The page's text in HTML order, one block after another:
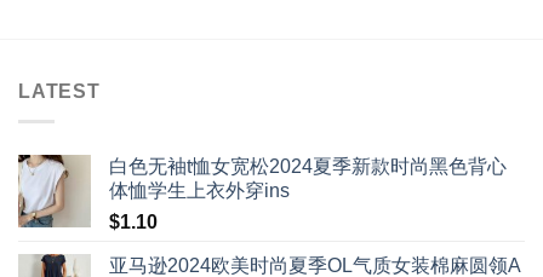
LATEST
白色无袖t恤女宽松2024夏季新款时尚黑色背心
体恤学生上衣外穿ins
$1.10
亚马逊2024欧美时尚夏季OL气质女装棉麻圆领A